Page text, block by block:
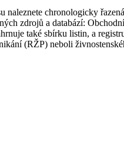
naleznete chronologicky
zdrojů a databází:
také sbírku listin, a
(RŽP) neboli